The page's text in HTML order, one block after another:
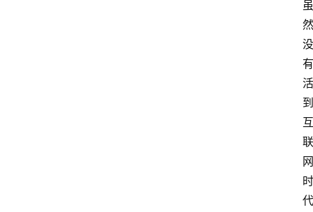
虽
然
没
有
活
到
互
联
网
时
代